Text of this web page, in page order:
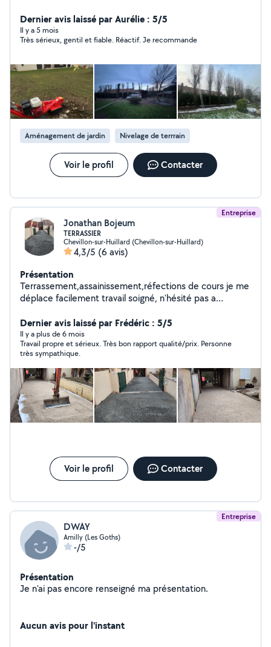
Dernier avis laissé par Aurélie : 5/5
Il y a 5 mois
Très sérieux, gentil et fiable. Réactif. Je recommande
Aménagement de jardin Nivelage de terrrain
Voir le profil Contacter
Entreprise
Jonathan Bojeum
TERRASSIER
Chevillon-sur-Huillard (Chevillon-sur-Huillard)
4,3/5 (6 avis)
Présentation
Terrassement,assainissement,réfections de cours je me
déplace facilement travail soigné, n'hésité pas a
soixante quatrevingttreize je serais vous satisfaire ou
vous conseillé.
Dernier avis laissé par Frédéric : 5/5
Il y a plus de 6 mois
Travail propre et sérieux. Très bon rapport qualité/prix. Personne
très sympathique.
Voir le profil Contacter
Entreprise
DWAY
Amilly (Les Goths)
-/5
Présentation
Je n'ai pas encore renseigné ma présentation.
Aucun avis pour l'instant